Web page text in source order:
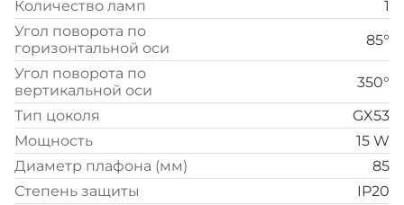
Количество ламп
1
Угол поворота по
горизонтальной оси
85°
Угол поворота по
вертикальной оси
350°
Тип цоколя
GX53
Мощность
15 W
Диаметр плафона (мм)
85
Степень защиты
IP20